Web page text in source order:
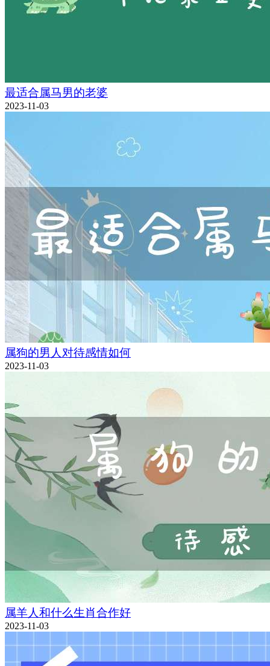
最适合属马男的老婆
2023-11-03
属狗的男人对待感情如何
2023-11-03
属羊人和什么生肖合作好
2023-11-03